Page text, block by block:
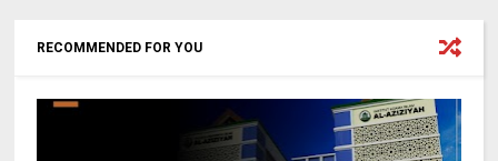
RECOMMENDED FOR YOU